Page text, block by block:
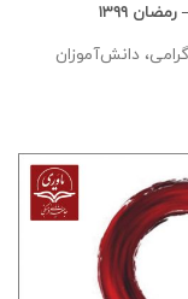
دانش‌آموزان